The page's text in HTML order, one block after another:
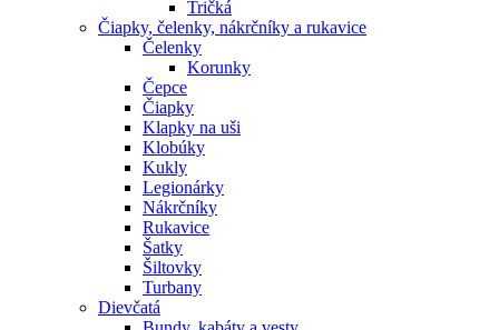
Tričká
Čiapky, čelenky, nákrčníky a rukavice
Čelenky
Korunky
Čepce
Čiapky
Klapky na uši
Klobúky
Kukly
Legionárky
Nákrčníky
Rukavice
Šatky
Šiltovky
Turbany
Dievčatá